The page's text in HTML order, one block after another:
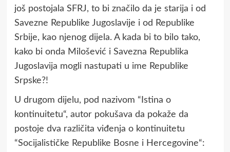
još postojala SFRJ, to bi značilo da je starija i od
Savezne Republike Jugoslavije i od Republike
Srbije, kao njenog dijela. A kada bi to bilo tako,
kako bi onda Milošević i Savezna Republika
Jugoslavija mogli nastupati u ime Republike
Srpske?!
U drugom dijelu, pod nazivom “Istina o
kontinuitetu“, autor pokušava da pokaže da
postoje dva različita viđenja o kontinuitetu
“Socijalističke Republike Bosne i Hercegovine“: